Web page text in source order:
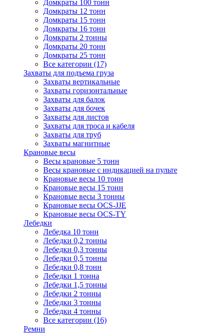
Домкраты 100 тонн
Домкраты 12 тонн
Домкраты 15 тонн
Домкраты 16 тонн
Домкраты 2 тонны
Домкраты 20 тонн
Домкраты 25 тонн
Все категории (17)
Захваты для подъема груза
Захваты вертикальные
Захваты горизонтальные
Захваты для балок
Захваты для бочек
Захваты для листов
Захваты для троса и кабеля
Захваты для труб
Захваты магнитные
Крановые весы
Весы крановые 5 тонн
Весы крановые с индикацией на пульте
Крановые весы 10 тонн
Крановые весы 15 тонн
Крановые весы 3 тонны
Крановые весы OCS-JJE
Крановые весы OCS-TY
Лебедки
Лебедка 10 тонн
Лебедки 0,2 тонны
Лебедки 0,3 тонны
Лебедки 0,5 тонны
Лебедки 0,8 тонн
Лебедки 1 тонна
Лебедки 1,5 тонны
Лебедки 2 тонны
Лебедки 3 тонны
Лебедки 4 тонны
Все категории (16)
Ремни